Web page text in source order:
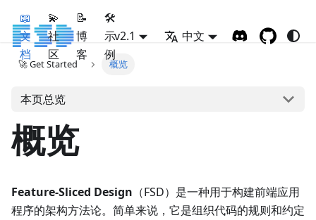
📖
文
档
💫
社
区
📝
博
客
🛠
示
例
v2.1 中文
🚀 Get Started 概览
本页总览
概览
Feature-Sliced Design （FSD）是一种用于构建前端应用
程序的架构方法论。简单来说，它是组织代码的规则和约定